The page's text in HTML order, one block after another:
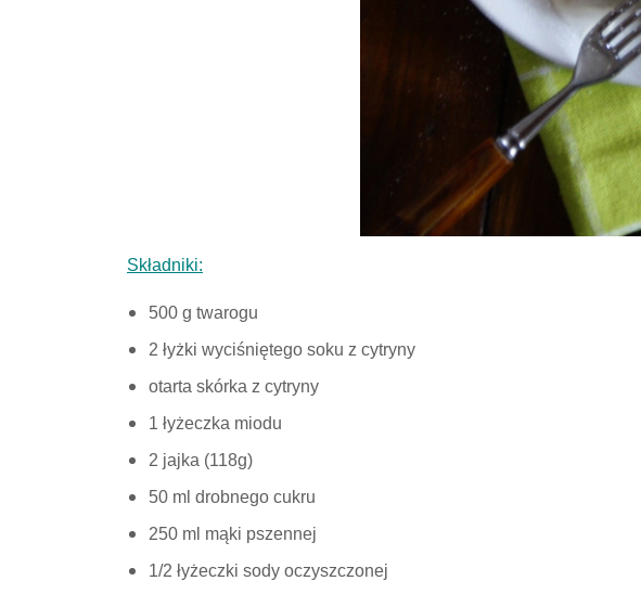
Składniki:
500 g twarogu
2 łyżki wyciśniętego soku z cytryny
otarta skórka z cytryny
1 łyżeczka miodu
2 jajka (118g)
50 ml drobnego cukru
250 ml mąki pszennej
1/2 łyżeczki sody oczyszczonej